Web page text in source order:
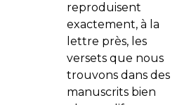
reproduisent
exactement, à la
lettre près, les
versets que nous
trouvons dans des
manuscrits bien